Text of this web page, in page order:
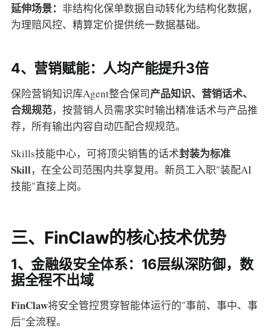
延伸场景： 非结构化保单数据自动转化为结构化数据，
为理赔风控、精算定价提供统一数据基础。
4、营销赋能：人均产能提升3倍
保险营销知识库Agent整合保司产品知识、营销话术、
合规规范，按营销人员需求实时输出精准话术与产品推
荐，所有输出内容自动匹配合规规范。
Skills技能中心，可将顶尖销售的话术封装为标准
Skill，在全公司范围内共享复用。新员工入职"装配AI
技能"直接上岗。
三、FinClaw的核心技术优势
1、金融级安全体系：16层纵深防御，数
据全程不出域
FinClaw将安全管控贯穿智能体运行的"事前、事中、事
后"全流程。